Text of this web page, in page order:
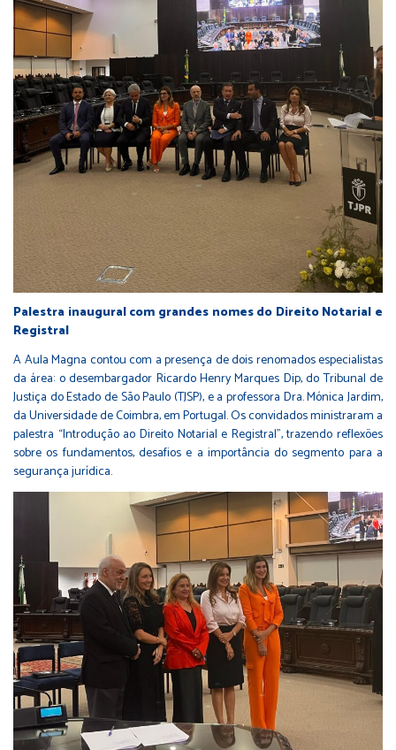
Palestra inaugural com grandes nomes do Direito Notarial e
Registral
A Aula Magna contou com a presença de dois renomados especialistas
da área: o desembargador Ricardo Henry Marques Dip, do Tribunal de
Justiça do Estado de São Paulo (TJSP), e a professora Dra. Mónica Jardim,
da Universidade de Coimbra, em Portugal. Os convidados ministraram a
palestra “Introdução ao Direito Notarial e Registral”, trazendo reflexões
sobre os fundamentos, desafios e a importância do segmento para a
segurança jurídica.